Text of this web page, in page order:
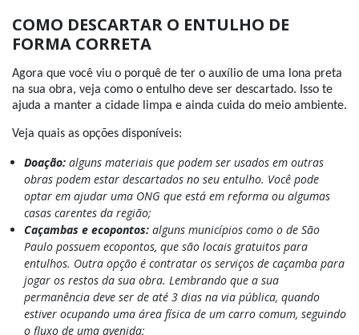
COMO DESCARTAR O ENTULHO DE
FORMA CORRETA
Agora que você viu o porquê de ter o auxílio de uma lona preta
na sua obra, veja como o entulho deve ser descartado. Isso te
ajuda a manter a cidade limpa e ainda cuida do meio ambiente.
Veja quais as opções disponíveis:
Doação: alguns materiais que podem ser usados em outras
obras podem estar descartados no seu entulho. Você pode
optar em ajudar uma ONG que está em reforma ou algumas
casas carentes da região;
Caçambas e ecopontos: alguns municípios como o de São
Paulo possuem ecopontos, que são locais gratuitos para
entulhos. Outra opção é contratar os serviços de caçamba para
jogar os restos da sua obra. Lembrando que a sua
permanência deve ser de até 3 dias na via pública, quando
estiver ocupando uma área física de um carro comum, seguindo
o fluxo de uma avenida;